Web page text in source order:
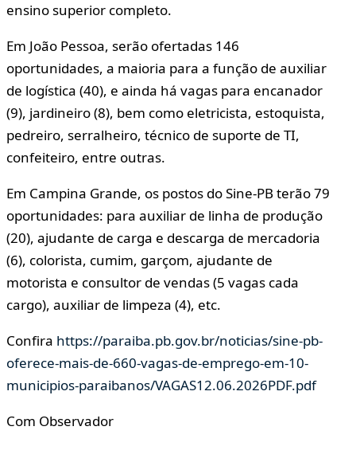
ensino superior completo.
Em João Pessoa, serão ofertadas 146
oportunidades, a maioria para a função de auxiliar
de logística (40), e ainda há vagas para encanador
(9), jardineiro (8), bem como eletricista, estoquista,
pedreiro, serralheiro, técnico de suporte de TI,
confeiteiro, entre outras.
Em Campina Grande, os postos do Sine-PB terão 79
oportunidades: para auxiliar de linha de produção
(20), ajudante de carga e descarga de mercadoria
(6), colorista, cumim, garçom, ajudante de
motorista e consultor de vendas (5 vagas cada
cargo), auxiliar de limpeza (4), etc.
Confira https://paraiba.pb.gov.br/noticias/sine-pb-
oferece-mais-de-660-vagas-de-emprego-em-10-
municipios-paraibanos/VAGAS12.06.2026PDF.pdf
Com Observador